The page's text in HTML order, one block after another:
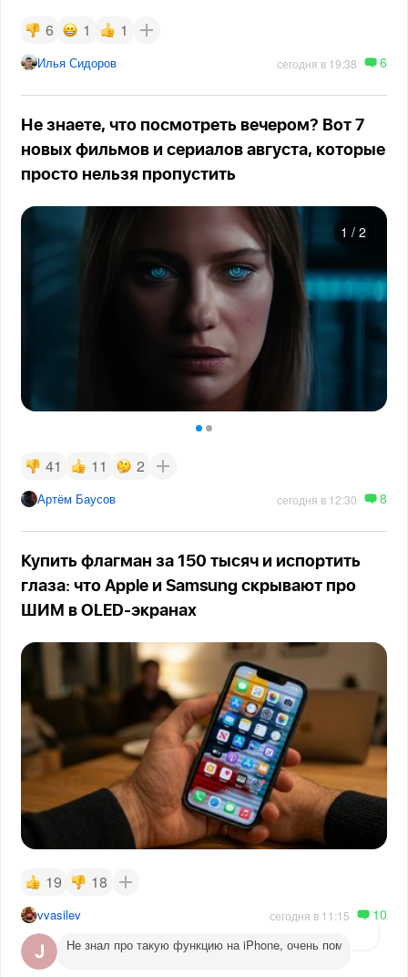
6 1 1
Илья Сидоров сегодня в 19:38 6
Не знаете, что посмотреть вечером? Вот 7
новых фильмов и сериалов августа, которые
просто нельзя пропустить
1 / 2
41 11 2
Артём Баусов сегодня в 12:30 8
Купить флагман за 150 тысяч и испортить
глаза: что Apple и Samsung скрывают про
ШИМ в OLED-экранах
19 18
vvasilev сегодня в 11:15 10
Не знал про такую функцию на iPhone, очень помогает